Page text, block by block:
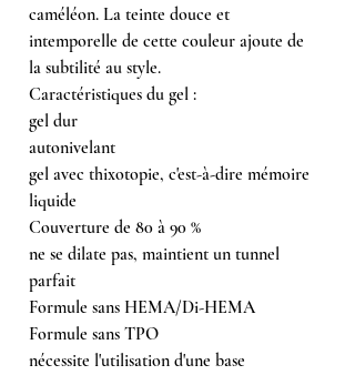
caméléon. La teinte douce et
intemporelle de cette couleur ajoute de
la subtilité au style.
Caractéristiques du gel :
gel dur
autonivelant
gel avec thixotopie, c'est-à-dire mémoire
liquide
Couverture de 80 à 90 %
ne se dilate pas, maintient un tunnel
parfait
Formule sans HEMA/Di-HEMA
Formule sans TPO
nécessite l'utilisation d'une base